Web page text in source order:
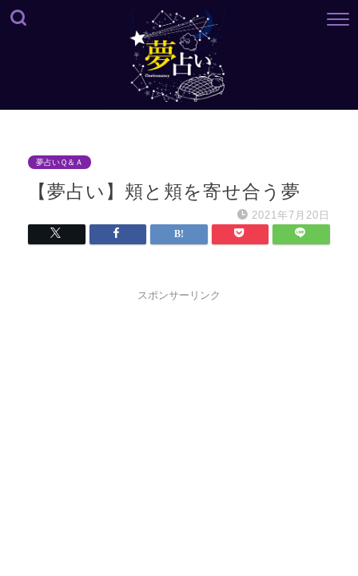
夢占いＱ＆Ａ
【夢占い】頬と頬を寄せ合う夢
2021年7月20日
スポンサーリンク